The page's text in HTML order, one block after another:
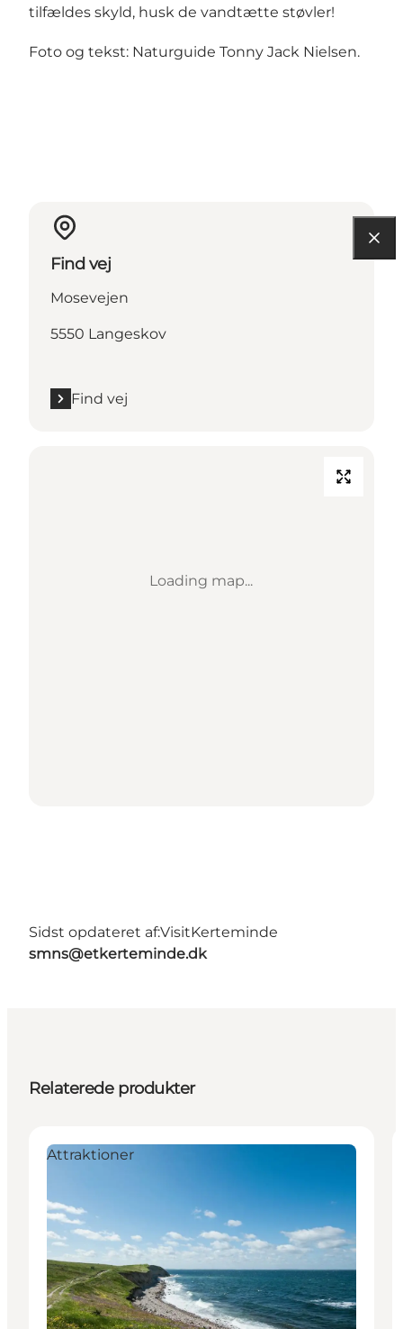
tilfældes skyld, husk de vandtætte støvler!
Foto og tekst: Naturguide Tonny Jack Nielsen.
Find vej
Mosevejen
5550 Langeskov
Find vej
Loading map...
Sidst opdateret af:VisitKerteminde
smns@etkerteminde.dk
Relaterede produkter
Attraktioner